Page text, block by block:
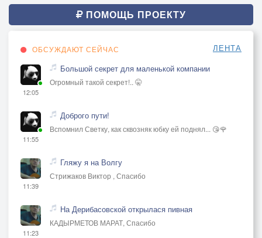
ПОМОЩЬ ПРОЕКТУ
ОБСУЖДАЮТ СЕЙЧАС ЛЕНТА
12:05
Большой секрет для маленькой компании
Огромный такой секрет!.. 🤫
11:55
Доброго пути!
Вспомнил Светку, как сквозняк юбку ей поднял... 😘🌹
11:39
Гляжу я на Волгу
Стрижаков Виктор , Спасибо
11:23
На Дерибасовской открылася пивная
КАДЫРМЕТОВ МАРАТ, Спасибо